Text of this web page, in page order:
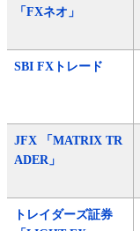
「FXネオ」
SBI FXトレード
JFX 「MATRIX TR
ADER」
トレイダーズ証券